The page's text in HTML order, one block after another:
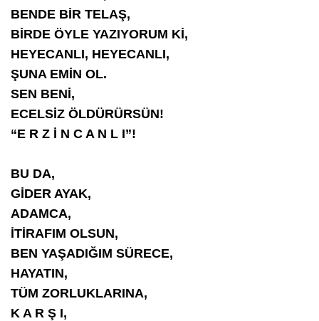
BENDE BİR TELAŞ,
BİRDE ÖYLE YAZIYORUM Kİ,
HEYECANLI, HEYECANLI,
ŞUNA EMİN OL.
SEN BENİ,
ECELSİZ ÖLDÜRÜRSÜN!
“E R Z İ N C A N L I”!
BU DA,
GİDER AYAK,
ADAMCA,
İTİRAFIM OLSUN,
BEN YAŞADIĞIM SÜRECE,
HAYATIN,
TÜM ZORLUKLARINA,
K A R Ş I,